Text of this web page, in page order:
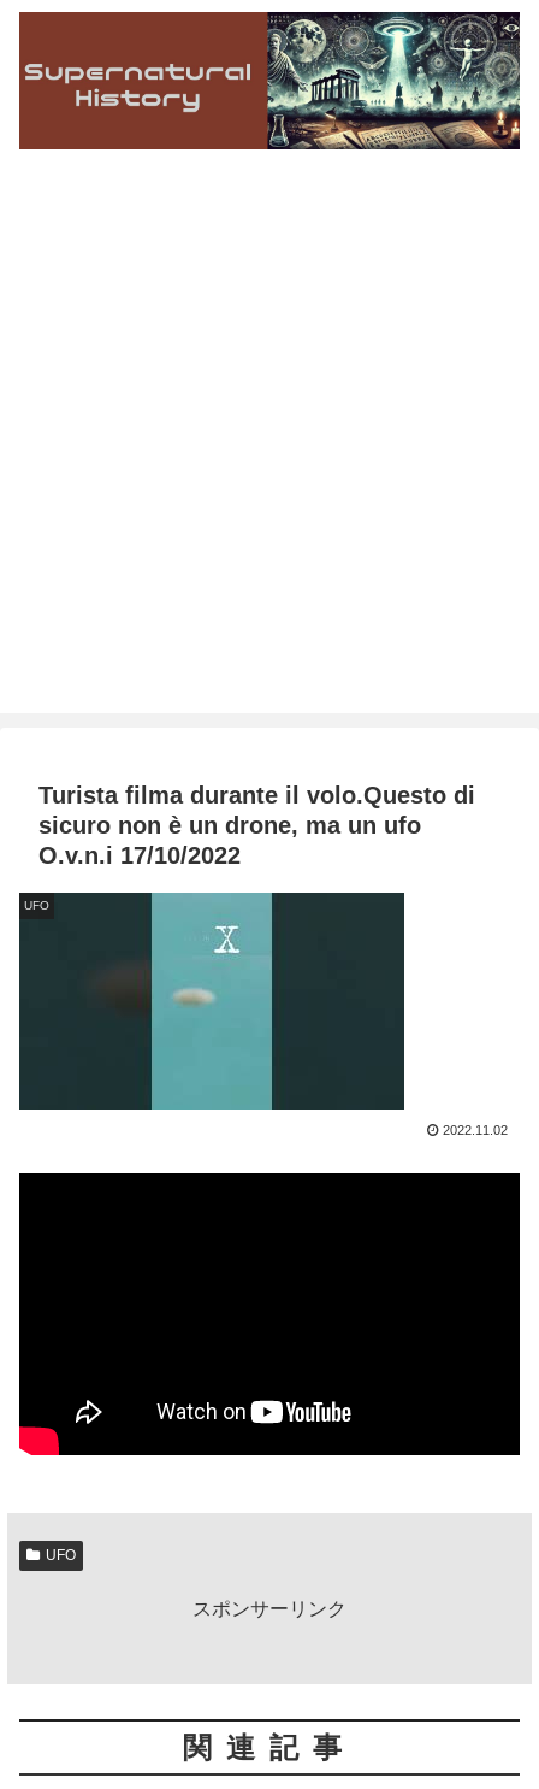
Turista filma durante il volo.Questo di
sicuro non è un drone, ma un ufo
O.v.n.i 17/10/2022
UFO
2022.11.02
UFO
スポンサーリンク
関連記事